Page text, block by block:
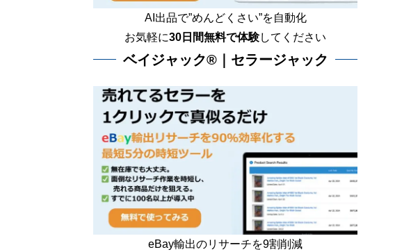
AI出品で”めんどくさい”を自動化
お気軽に30日間無料で体験してください
ベイジャック®｜セラージャック
eBay輸出のリサーチを9割削減